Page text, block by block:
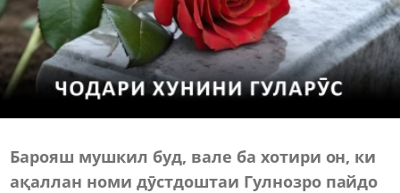
Барояш мушкил буд, вале ба хотири он, ки
ақаллан номи дӯстдоштаи Гулнозро пайдо